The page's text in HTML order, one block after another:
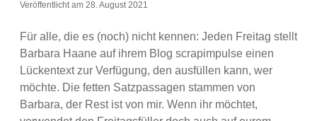
Veröffentlicht am 28. August 2021
Für alle, die es (noch) nicht kennen: Jeden Freitag stellt
Barbara Haane auf ihrem Blog scrapimpulse einen
Lückentext zur Verfügung, den ausfüllen kann, wer
möchte. Die fetten Satzpassagen stammen von
Barbara, der Rest ist von mir. Wenn ihr möchtet,